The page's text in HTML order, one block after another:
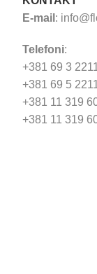
E-mail :
Telefoni:
+381 69 3
+381 69 5
+381 11 319
+381 11 319